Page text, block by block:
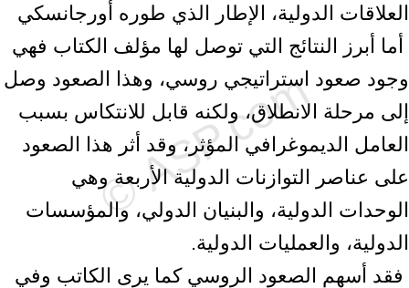
العلاقات الدولية، الإطار الذي طوره أورجانسكي ‏ ‎
‎ أما أبرز النتائج التي توصل لها مؤلف الكتاب فهي
وجود صعود استراتيجي روسي، وهذا ‏الصعود وصل
إلى مرحلة الانطلاق، ولكنه قابل للانتكاس بسبب
العامل الديموغرافي ‏المؤثر، وقد أثر هذا الصعود
على عناصر التوازنات الدولية الأربعة وهي
الوحدات الدولية، ‏والبنيان الدولي، والمؤسسات
الدولية، والعمليات الدولية.‏ ‎
‎ فقد أسهم الصعود الروسي كما يرى الكاتب وفي